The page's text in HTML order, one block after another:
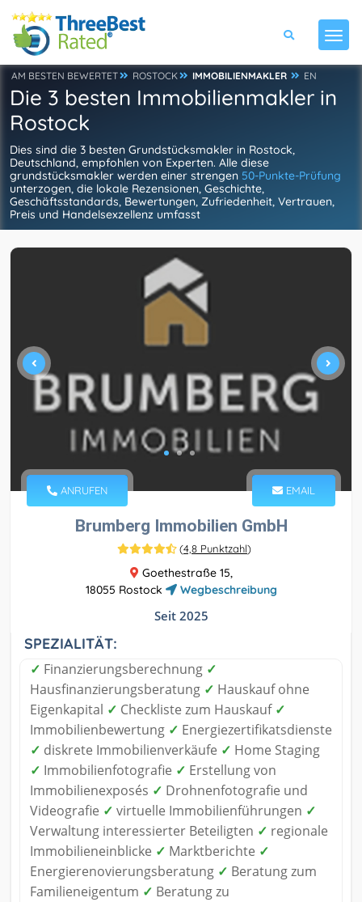
AM BESTEN BEWERTET ROSTOCK IMMOBILIENMAKLER EN
Die 3 besten Immobilienmakler in
Rostock
Dies sind die 3 besten Grundstücksmakler in Rostock,
Deutschland, empfohlen von Experten. Alle diese
grundstücksmakler werden einer strengen 50-Punkte-Prüfung
unterzogen, die lokale Rezensionen, Geschichte,
Geschäftsstandards, Bewertungen, Zufriedenheit, Vertrauen,
Preis und Handelsexzellenz umfasst
ANRUFEN EMAIL
Brumberg Immobilien GmbH
(4,8 Punktzahl)
Goethestraße 15,
18055 Rostock
Wegbeschreibung
Seit 2025
SPEZIALITÄT:
✓ Finanzierungsberechnung ✓
Hausfinanzierungsberatung ✓ Hauskauf ohne
Eigenkapital ✓ Checkliste zum Hauskauf ✓
Immobilienbewertung ✓ Energiezertifikatsdienste
✓ diskrete Immobilienverkäufe ✓ Home Staging
✓ Immobilienfotografie ✓ Erstellung von
Immobilienexposés ✓ Drohnenfotografie und
Videografie ✓ virtuelle Immobilienführungen ✓
Verwaltung interessierter Beteiligten ✓ regionale
Immobilieneinblicke ✓ Marktberichte ✓
Energierenovierungsberatung ✓ Beratung zum
Familieneigentum ✓ Beratung zu